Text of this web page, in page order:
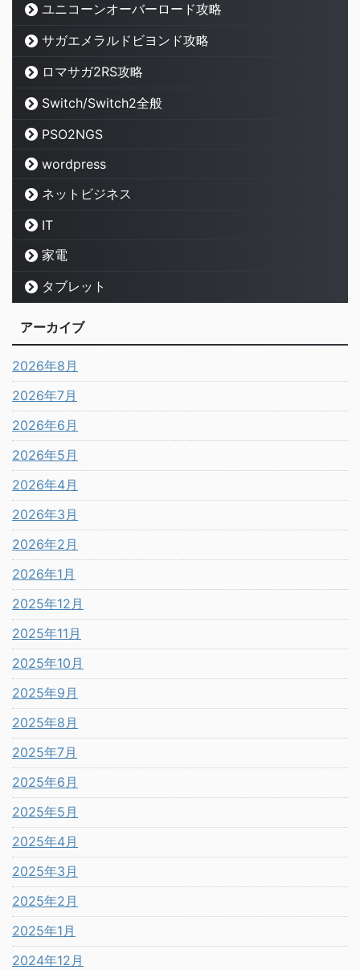
ユニコーンオーバーロード攻略
サガエメラルドビヨンド攻略
ロマサガ2RS攻略
Switch/Switch2全般
PSO2NGS
wordpress
ネットビジネス
IT
家電
タブレット
アーカイブ
2026年8月
2026年7月
2026年6月
2026年5月
2026年4月
2026年3月
2026年2月
2026年1月
2025年12月
2025年11月
2025年10月
2025年9月
2025年8月
2025年7月
2025年6月
2025年5月
2025年4月
2025年3月
2025年2月
2025年1月
2024年12月